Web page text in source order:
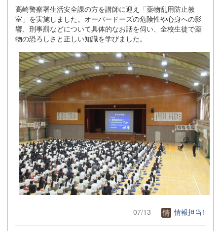
高崎警察署生活安全課の方を講師に迎え「薬物乱用防止教
室」を実施しました。オーバードーズの危険性や心身への影
響、刑事罰などについて具体的なお話を伺い、全校生徒で薬
物の恐ろしさと正しい知識を学びました。
07/13 情報担当1